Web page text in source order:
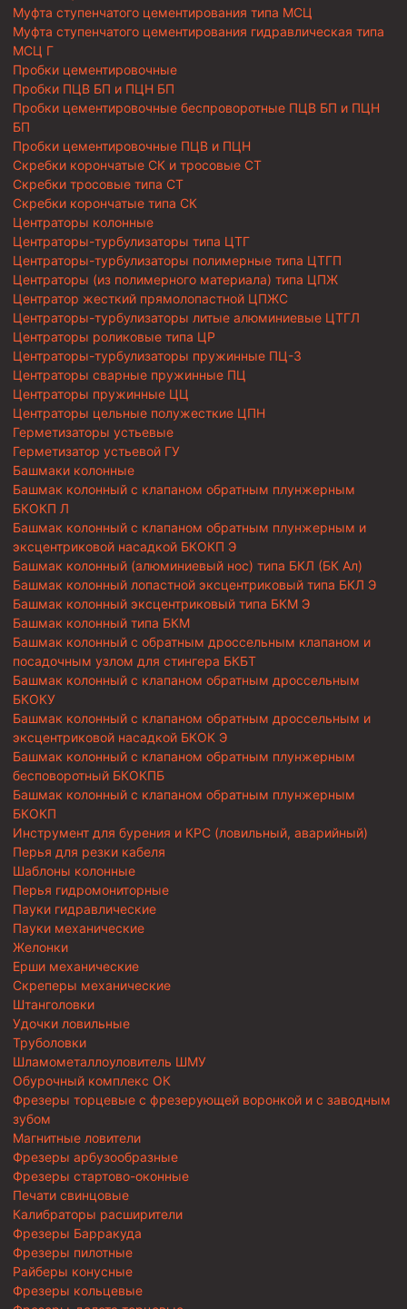
Муфта ступенчатого цементирования типа МСЦ
Муфта ступенчатого цементирования гидравлическая типа
МСЦ Г
Пробки цементировочные
Пробки ПЦВ БП и ПЦН БП
Пробки цементировочные беспроворотные ПЦВ БП и ПЦН
БП
Пробки цементировочные ПЦВ и ПЦН
Скребки корончатые СК и тросовые СТ
Скребки тросовые типа СТ
Скребки корончатые типа СК
Центраторы колонные
Центраторы-турбулизаторы типа ЦТГ
Центраторы-турбулизаторы полимерные типа ЦТГП
Центраторы (из полимерного материала) типа ЦПЖ
Центратор жесткий прямолопастной ЦПЖС
Центраторы-турбулизаторы литые алюминиевые ЦТГЛ
Центраторы роликовые типа ЦР
Центраторы-турбулизаторы пружинные ПЦ-3
Центраторы сварные пружинные ПЦ
Центраторы пружинные ЦЦ
Центраторы цельные полужесткие ЦПН
Герметизаторы устьевые
Герметизатор устьевой ГУ
Башмаки колонные
Башмак колонный с клапаном обратным плунжерным
БКОКП Л
Башмак колонный с клапаном обратным плунжерным и
эксцентриковой насадкой БКОКП Э
Башмак колонный (алюминиевый нос) типа БКЛ (БК Ал)
Башмак колонный лопастной эксцентриковый типа БКЛ Э
Башмак колонный эксцентриковый типа БКМ Э
Башмак колонный типа БКМ
Башмак колонный с обратным дроссельным клапаном и
посадочным узлом для стингера БКБТ
Башмак колонный с клапаном обратным дроссельным
БКОКУ
Башмак колонный с клапаном обратным дроссельным и
эксцентриковой насадкой БКОК Э
Башмак колонный с клапаном обратным плунжерным
бесповоротный БКОКПБ
Башмак колонный с клапаном обратным плунжерным
БКОКП
Инструмент для бурения и КРС (ловильный, аварийный)
Перья для резки кабеля
Шаблоны колонные
Перья гидромониторные
Пауки гидравлические
Пауки механические
Желонки
Ерши механические
Скреперы механические
Штанголовки
Удочки ловильные
Труболовки
Шламометаллоуловитель ШМУ
Обурочный комплекс ОК
Фрезеры торцевые с фрезерующей воронкой и с заводным
зубом
Магнитные ловители
Фрезеры арбузообразные
Фрезеры стартово-оконные
Печати свинцовые
Калибраторы расширители
Фрезеры Барракуда
Фрезеры пилотные
Райберы конусные
Фрезеры кольцевые